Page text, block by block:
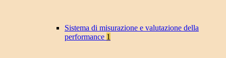
Sistema di misurazione e valutazione della
performance 1